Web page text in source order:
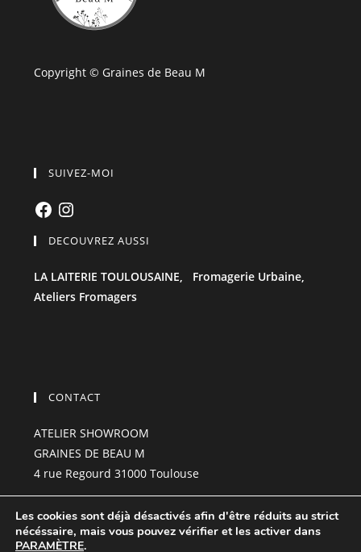
Copyright © Graines de Beau M
SUIVEZ-MOI
FacebookInstagram
DECOUVREZ AUSSI
LA LAITERIE TOULOUSAINE, Fromagerie Urbaine,
Ateliers Fromagers
CONTACT
ATELIER SHOWROOM
GRAINES DE BEAU M
4 rue Regourd 31000 Toulouse
grainesdebeau-m@hotmail.com
06.85.23.99.01
Les cookies sont déjà désactivés afin d'être réduits au strict
nécéssaire, mais vous pouvez vérifier et les activer dans
PARAMÈTRE.